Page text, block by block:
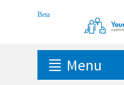
Menu